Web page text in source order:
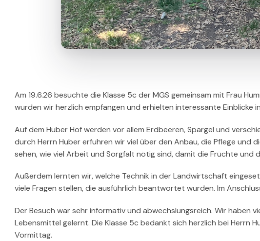
Am 19.6.26 besuchte die Klasse 5c der MGS gemeinsam mit Frau
wurden wir herzlich empfangen und erhielten interessante Einblicke
Auf dem Huber Hof werden vor allem Erdbeeren, Spargel und
durch Herrn Huber erfuhren wir viel über den Anbau, die Pflege und
sehen, wie viel Arbeit und Sorgfalt nötig sind, damit die Früchte und
Außerdem lernten wir, welche Technik in der Landwirtschaft
viele Fragen stellen, die ausführlich beantwortet wurden. Im
Der Besuch war sehr informativ und abwechslungsreich. Wir haben
Lebensmittel gelernt. Die Klasse 5c bedankt sich herzlich bei Herrn
Vormittag.